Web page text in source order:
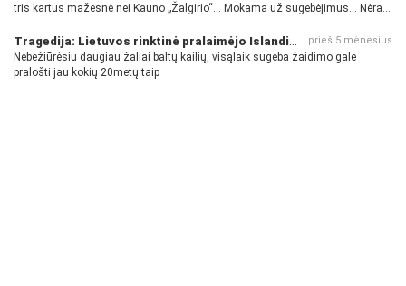
tris kartus mažesnė nei Kauno „Žalgirio“... Mokama už sugebėjimus... Nėra
pinigų - nėra gerų žaidėjų...
prieš 5 mėnesius
Nebežiūrėsiu daugiau žaliai baltų kailių, visąlaik sugeba žaidimo gale
pralošti jau kokių 20metų taip